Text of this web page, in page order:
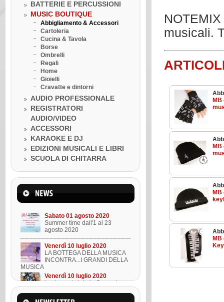
BATTERIE E PERCUSSIONI
MUSIC BOUTIQUE
Abbigliamento & Accessori
Cartoleria
Cucina & Tavola
Borse
Ombrelli
Regali
Home
Gioielli
Cravatte e dintorni
AUDIO PROFESSIONALE
REGISTRATORI
AUDIO/VIDEO
ACCESSORI
KARAOKE E DJ
EDIZIONI MUSICALI E LIBRI
SCUOLA DI CHITARRA
Venerdì 10 luglio 2020
LA BOTTEGA DELLA MUSICA
INCONTRA...I GRANDI DELLA
MUSICA
Venerdì 10 luglio 2020
Lezione ukulele in Omaggio
Mercoledì 22 marzo 2023
Suono l'ukulele in 8 lezioni
Sabato 01 agosto 2020
Summer time dall'1 al 23
agosto 2020
Venerdì 10 luglio 2020
LA BOTTEGA DELLA MUSICA
INCONTRA...I GRANDI DELLA
MUSICA
Venerdì 10 luglio 2020
Lezione ukulele in Omaggio
musicali.
MB
MB